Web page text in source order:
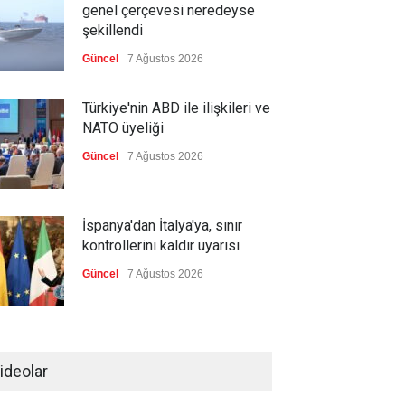
genel çerçevesi neredeyse
şekillendi
Güncel 7 Ağustos 2026
Türkiye'nin ABD ile ilişkileri ve
NATO üyeliği
Güncel 7 Ağustos 2026
İspanya'dan İtalya'ya, sınır
kontrollerini kaldır uyarısı
Güncel 7 Ağustos 2026